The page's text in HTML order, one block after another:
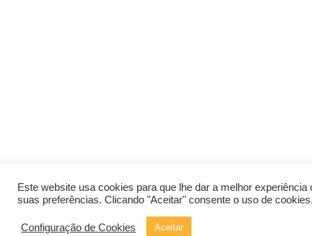
Este website usa cookies para que lhe dar a melhor
suas preferências. Clicando "Aceitar" consente o uso de
Configuração de Cookies Aceitar